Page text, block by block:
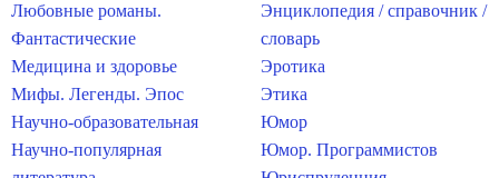
Любовные романы.
Фантастические
Медицина и здоровье
Мифы. Легенды. Эпос
Научно-образовательная
Научно-популярная
Энциклопедия / справочник /
словарь
Эротика
Этика
Юмор
Юмор. Программистов